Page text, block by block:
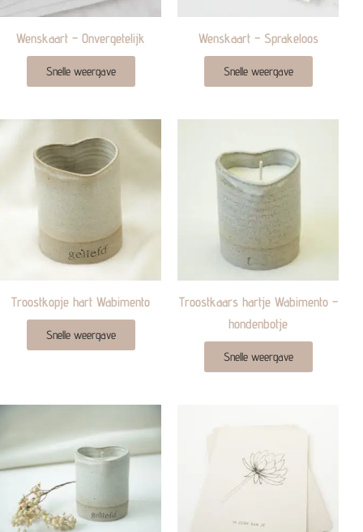
Wenskaart – Onvergetelijk
Snelle weergave
Wenskaart – Sprakeloos
Snelle weergave
Troostkopje hart Wabimento
Snelle weergave
Troostkaars hartje Wabimento –
hondenbotje
Snelle weergave